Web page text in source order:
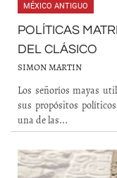
MÉXICO ANTIGUO
POLÍTICAS
DEL CLÁSICO
SIMON MARTIN
Los señoríos mayas
sus propósitos
una de las...